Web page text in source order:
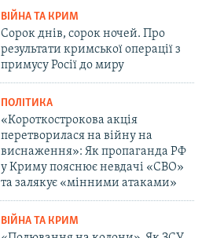
ВІЙНА ТА КРИМ
Сорок днів, сорок ночей. Про
результати кримської операції з
примусу Росії до миру
ПОЛІТИКА
«Короткострокова акція
перетворилася на війну на
виснаження»: Як пропаганда РФ
у Криму пояснює невдачі «СВО»
та залякує «мінними атаками»
ВІЙНА ТА КРИМ